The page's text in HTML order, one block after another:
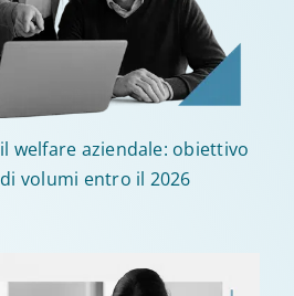
welfare aziendale: obiettivo
volumi entro il 2026